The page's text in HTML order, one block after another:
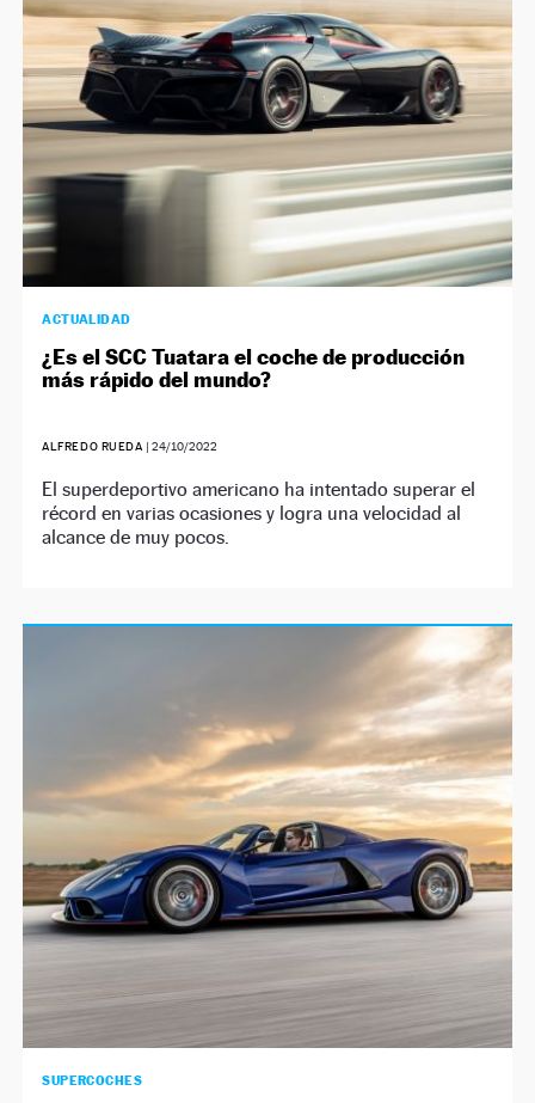
ACTUALIDAD
¿Es el SCC Tuatara el coche de producción
más rápido del mundo?
ALFREDO RUEDA | 24/10/2022
El superdeportivo americano ha intentado superar el
récord en varias ocasiones y logra una velocidad al
alcance de muy pocos.
SUPERCOCHES